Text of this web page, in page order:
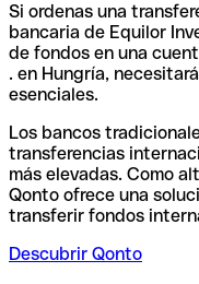
Si ordenas una
bancaria de Equilor
de fondos en una
. en Hungría,
esenciales.
Los bancos
transferencias
más elevadas. Como
Qonto ofrece una
transferir fondos
Descubrir Qonto